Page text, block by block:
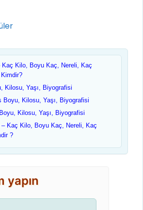
Kaç Kilo, Boyu Kaç, Nereli, Kaç
Kilosu, Yaşı, Biyografisi
Boyu, Kilosu, Yaşı, Biyografisi
Kilosu, Yaşı, Biyografisi
– Kaç Kilo, Boyu Kaç, Nereli, Kaç
?
yapın